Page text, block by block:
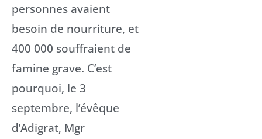
personnes avaient
besoin de nourriture, et
400 000 souffraient de
famine grave. C’est
pourquoi, le 3
septembre, l’évêque
d’Adigrat, Mgr